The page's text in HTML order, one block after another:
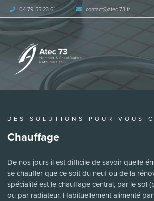
04 79 55 23 61 contact atec-73.fr
DES SOLUTIONS POUR VOUS
Chauffage
De nos jours il est difficile de savoir quelle
se chauffer que ce soit du neuf ou de la
spécialité est le chauffage central, par le sol
ou par radiateur. Habituellement alimenté